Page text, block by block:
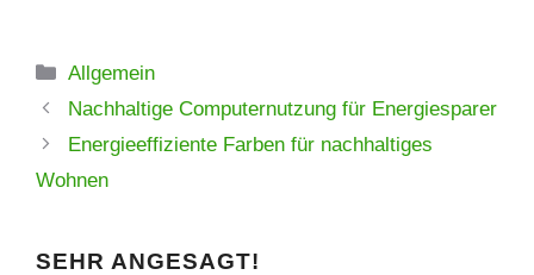
Kategorien
Allgemein
Nachhaltige Computernutzung für Energiesparer
Energieeffiziente Farben für nachhaltiges
Wohnen
SEHR ANGESAGT!